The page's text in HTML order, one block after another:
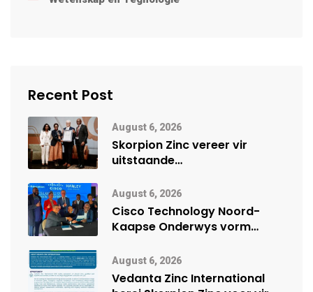
Recent Post
August 6, 2026
Skorpion Zinc vereer vir
uitstaande
Namibië Mynbou Ekspo
August 6, 2026
Cisco Technology Noord-
Kaapse Onderwys vorm
vennootskap
August 6, 2026
Vedanta Zinc International